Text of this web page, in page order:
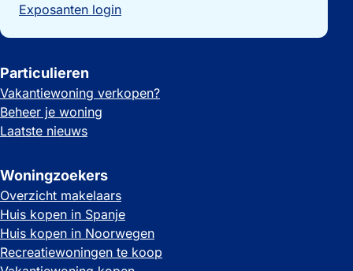
Exposanten login
Particulieren
Vakantiewoning verkopen?
Beheer je woning
Laatste nieuws
Woningzoekers
Overzicht makelaars
Huis kopen in Spanje
Huis kopen in Noorwegen
Recreatiewoningen te koop